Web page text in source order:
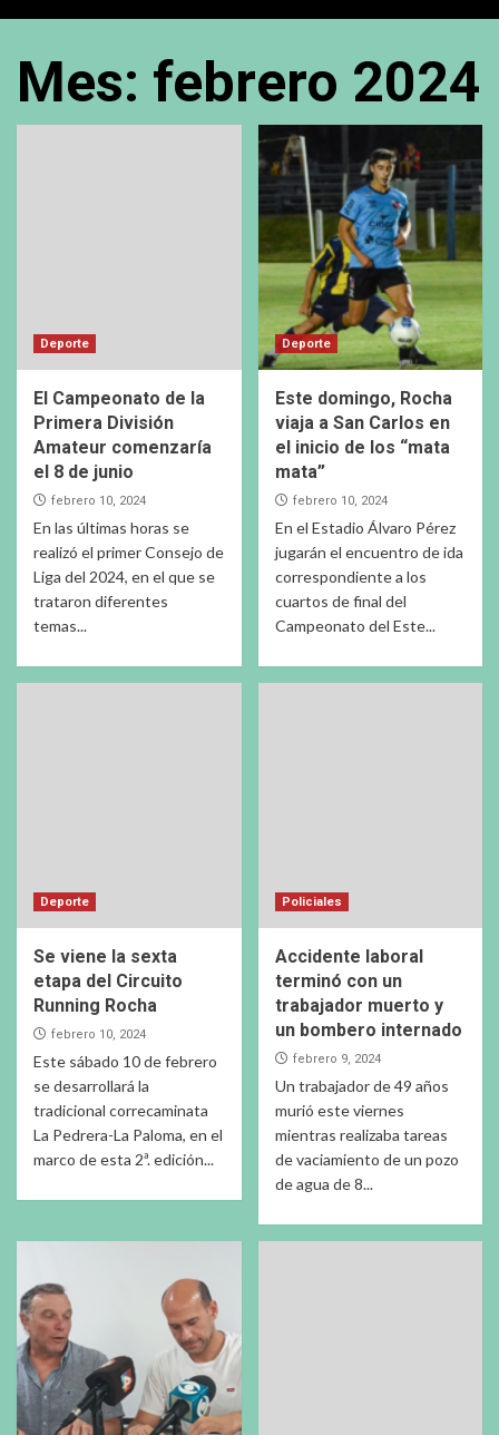
Mes: febrero 2024
Deporte
El Campeonato de la
Primera División
Amateur comenzaría
el 8 de junio
febrero 10, 2024
En las últimas horas se
realizó el primer Consejo de
Liga del 2024, en el que se
trataron diferentes
temas...
Deporte
Este domingo, Rocha
viaja a San Carlos en
el inicio de los “mata
mata”
febrero 10, 2024
En el Estadio Álvaro Pérez
jugarán el encuentro de ida
correspondiente a los
cuartos de final del
Campeonato del Este...
Deporte
Se viene la sexta
etapa del Circuito
Running Rocha
febrero 10, 2024
Este sábado 10 de febrero
se desarrollará la
tradicional correcaminata
La Pedrera-La Paloma, en el
marco de esta 2ª. edición...
Policiales
Accidente laboral
terminó con un
trabajador muerto y
un bombero internado
febrero 9, 2024
Un trabajador de 49 años
murió este viernes
mientras realizaba tareas
de vaciamiento de un pozo
de agua de 8...